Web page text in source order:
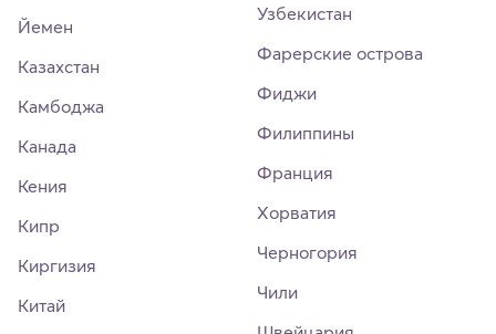
Йемен
Казахстан
Камбоджа
Канада
Кения
Кипр
Киргизия
Китай
Узбекистан
Фарерские острова
Фиджи
Филиппины
Франция
Хорватия
Черногория
Чили